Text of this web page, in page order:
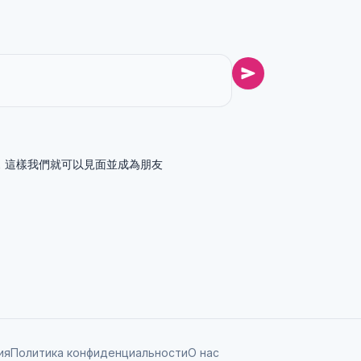
樣我們就可以見面並成為朋友
Политика конфиденциальностиО нас